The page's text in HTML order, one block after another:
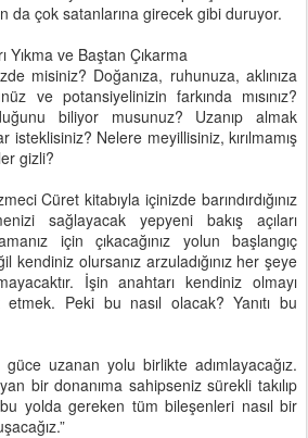
da çok satanlarına girecek gibi duruyor.
Yıkma ve Baştan Çıkarma
misiniz? Doğanıza, ruhunuza, aklınıza
ve potansiyelinizin farkında mısınız?
biliyor musunuz? Uzanıp almak
isteklisiniz? Nelere meyillisiniz, kırılmamış
gizli?
Cüret kitabıyla içinizde barındırdığınız
sağlayacak yepyeni bakış açıları
için çıkacağınız yolun başlangıç
kendiniz olursanız arzuladığınız her şeye
İşin anahtarı kendiniz olmayı
Peki bu nasıl olacak? Yanıtı bu
uzanan yolu birlikte adımlayacağız.
bir donanıma sahipseniz sürekli takılıp
yolda gereken tüm bileşenleri nasıl bir